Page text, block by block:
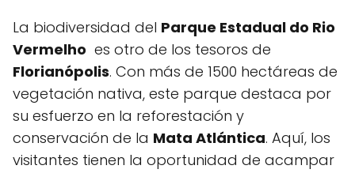
La biodiversidad del Parque ‍Estadual do Rio
Vermelho ⁣ es otro de los tesoros de
Florianópolis. Con más de 1500 hectáreas de
vegetación nativa, este parque destaca por
su esfuerzo en​ la reforestación y
conservación ⁢de la Mata Atlántica. Aquí, los
visitantes tienen la oportunidad de acampar